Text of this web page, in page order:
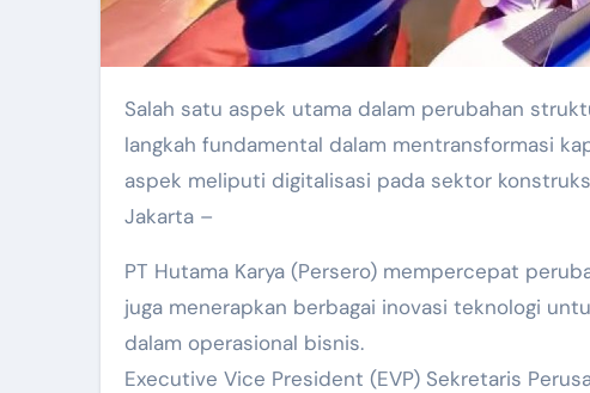
Salah satu aspek utama dalam perubahan
langkah fundamental dalam mentransformasi
aspek meliputi digitalisasi pada sektor
Jakarta –
PT Hutama Karya (Persero) mempercepat
juga menerapkan berbagai inovasi teknologi
dalam operasional bisnis.
Executive Vice President (EVP) Sekretaris